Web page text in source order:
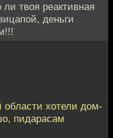
твоя реактивная
деньги
хотели дом-
пидарасам